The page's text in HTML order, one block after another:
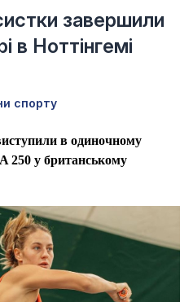
завершили
в Ноттінгемі
спорту
в одиночному
250 у британському